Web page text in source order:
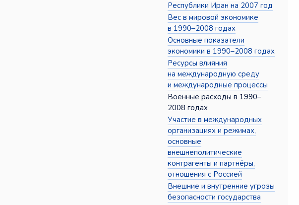
Республики Иран на 2007 год
Вес в мировой экономике
в 1990–2008 годах
Основные показатели
экономики в 1990–2008 годах
Ресурсы влияния
на международную среду
и международные процессы
Военные расходы в 1990–
2008 годах
Участие в международных
организациях и режимах,
основные
внешнеполитические
контрагенты и партнёры,
отношения с Россией
Внешние и внутренние угрозы
безопасности государства